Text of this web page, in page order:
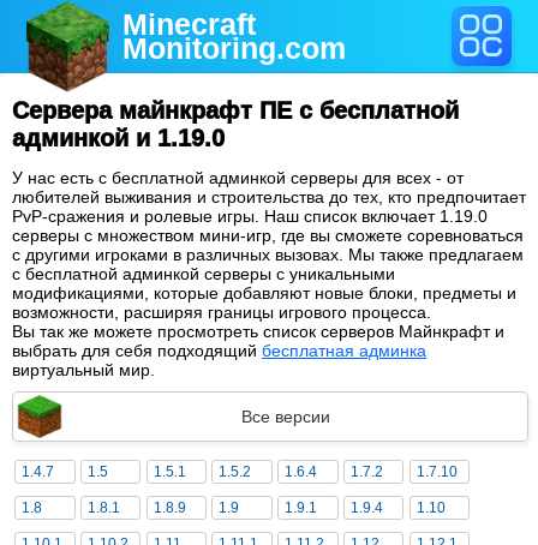
Minecraft
Monitoring.com
Сервера майнкрафт ПЕ с бесплатной
админкой и 1.19.0
У нас есть с бесплатной админкой серверы для всех - от
любителей выживания и строительства до тех, кто предпочитает
PvP-сражения и ролевые игры. Наш список включает 1.19.0
серверы с множеством мини-игр, где вы сможете соревноваться
с другими игроками в различных вызовах. Мы также предлагаем
с бесплатной админкой серверы с уникальными
модификациями, которые добавляют новые блоки, предметы и
возможности, расширяя границы игрового процесса.
Вы так же можете просмотреть список серверов Майнкрафт и
выбрать для себя подходящий бесплатная админка
виртуальный мир.
Все версии
1.4.7 1.5 1.5.1 1.5.2 1.6.4 1.7.2 1.7.10
1.8 1.8.1 1.8.9 1.9 1.9.1 1.9.4 1.10